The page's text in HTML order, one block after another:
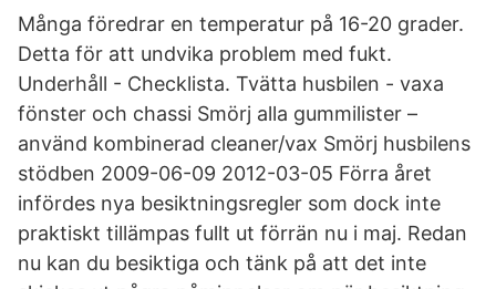
Många föredrar en temperatur på 16-20 grader.
Detta för att undvika problem med fukt.
Underhåll - Checklista. Tvätta husbilen - vaxa
fönster och chassi Smörj alla gummilister –
använd kombinerad cleaner/vax Smörj husbilens
stödben 2009-06-09 2012-03-05 Förra året
infördes nya besiktningsregler som dock inte
praktiskt tillämpas fullt ut förrän nu i maj. Redan
nu kan du besiktiga och tänk på att det inte